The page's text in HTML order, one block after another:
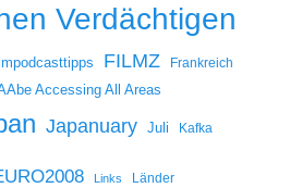
Verdächtigen
FILMZ
Frankreich
Accessing All Areas
Japanuary Juli Kafka
Links Länder